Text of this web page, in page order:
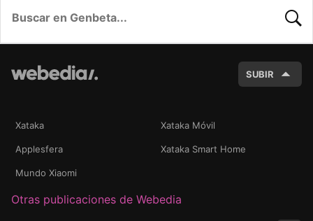
SUBIR
Xataka Xataka Móvil
Applesfera Xataka Smart Home
Mundo Xiaomi
Otras publicaciones de Webedia